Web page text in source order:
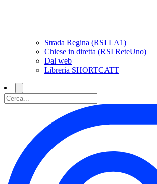
Strada Regina (RSI LA1)
Chiese in diretta (RSI ReteUno)
Dal web
Libreria SHORTCATT